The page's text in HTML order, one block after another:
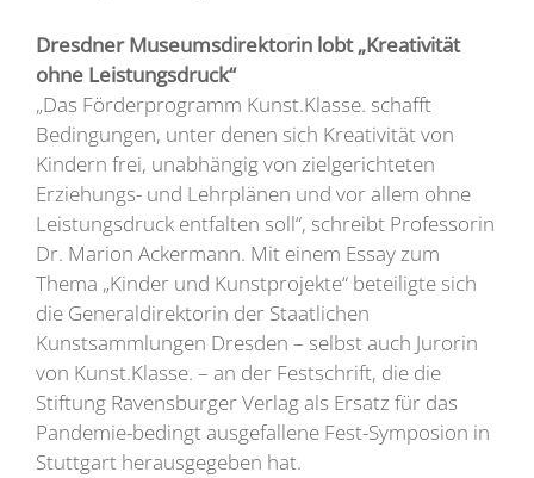
Dresdner Museumsdirektorin lobt „Kreativität
ohne Leistungsdruck“
„Das Förderprogramm Kunst.Klasse. schafft
Bedingungen, unter denen sich Kreativität von
Kindern frei, unabhängig von zielgerichteten
Erziehungs- und Lehrplänen und vor allem ohne
Leistungsdruck entfalten soll“, schreibt Professorin
Dr. Marion Ackermann. Mit einem Essay zum
Thema „Kinder und Kunstprojekte“ beteiligte sich
die Generaldirektorin der Staatlichen
Kunstsammlungen Dresden – selbst auch Jurorin
von Kunst.Klasse. – an der Festschrift, die die
Stiftung Ravensburger Verlag als Ersatz für das
Pandemie-bedingt ausgefallene Fest-Symposion in
Stuttgart herausgegeben hat.